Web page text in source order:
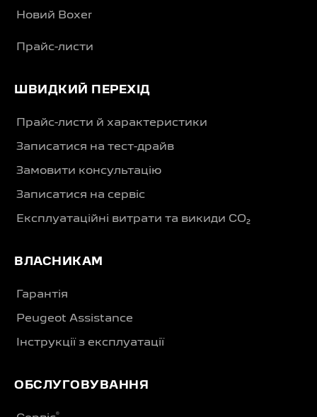
Новий Boxer
Прайс-листи
ШВИДКИЙ ПЕРЕХІД
Прайс-листи й характеристики
Записатися на тест-драйв
Замовити консультацію
Записатися на сервіс
Експлуатаційні витрати та викиди CO₂
ВЛАСНИКАМ
Гарантія
Peugeot Assistance
Інструкції з експлуатації
ОБСЛУГОВУВАННЯ